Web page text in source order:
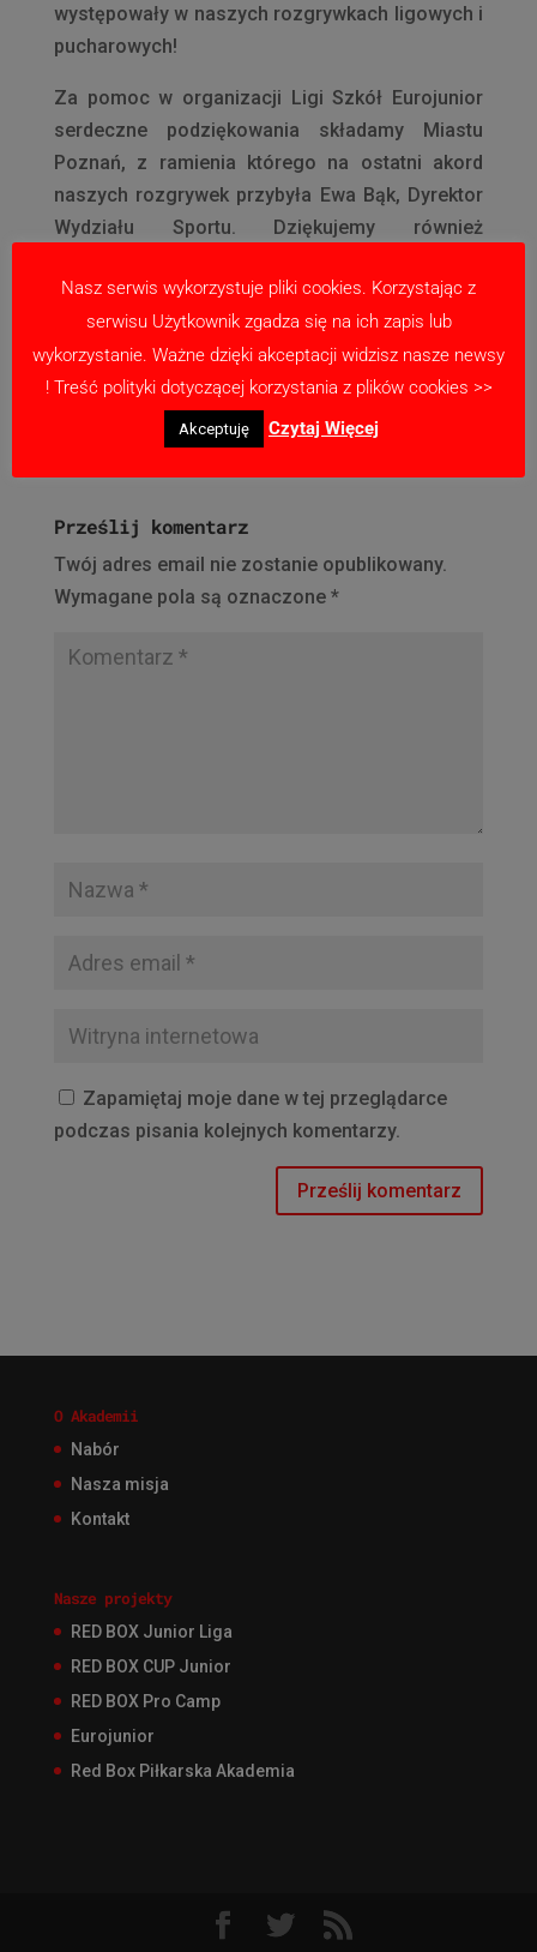
występowały w naszych rozgrywkach ligowych i
pucharowych!
Za pomoc w organizacji Ligi Szkół Eurojunior
serdeczne podziękowania składamy Miastu
Poznań, z ramienia którego na ostatni akord
naszych rozgrywek przybyła Ewa Bąk, Dyrektor
Wydziału Sportu. Dziękujemy również
Fizycznej Red Box i współpracującym firmom:
Profast, Pakmar oraz Tefra House, a także
patronowi medialnemu – telewizji internetowej
redboxtv.pl
Prześlij komentarz
Twój adres email nie zostanie opublikowany.
Wymagane pola są oznaczone *
Zapamiętaj moje dane w tej przeglądarce
podczas pisania kolejnych komentarzy.
O Akademii
Nabór
Nasza misja
Kontakt
Nasze projekty
RED BOX Junior Liga
RED BOX CUP Junior
RED BOX Pro Camp
Eurojunior
Red Box Piłkarska Akademia
Nasz serwis wykorzystuje pliki cookies. Korzystając z
serwisu Użytkownik zgadza się na ich zapis lub
wykorzystanie. Ważne dzięki akceptacji widzisz nasze newsy
! Treść polityki dotyczącej korzystania z plików cookies >>
Akceptuję Czytaj Więcej